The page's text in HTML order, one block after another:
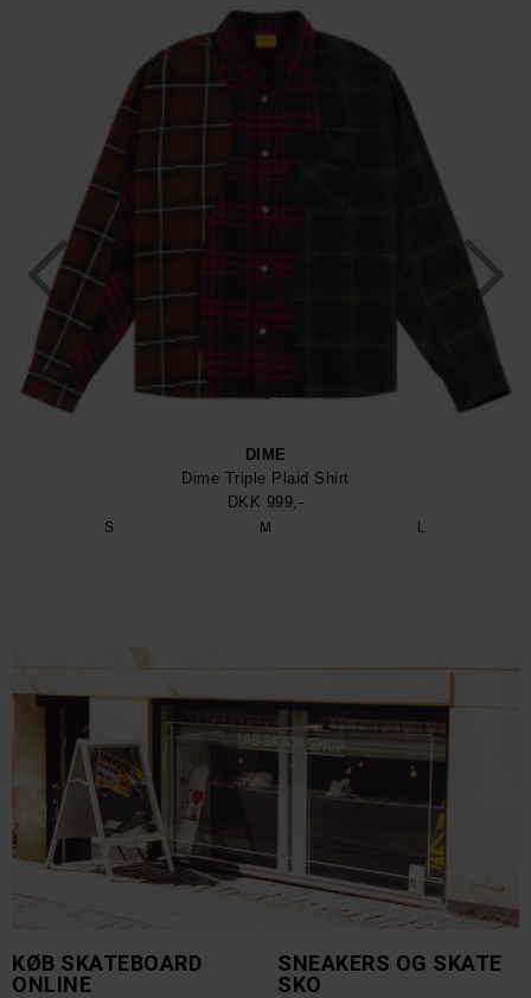
DIME
Dime Triple Plaid Shirt
DKK 999,-
S M L
KØB SKATEBOARD
ONLINE
SNEAKERS OG SKATE
SKO